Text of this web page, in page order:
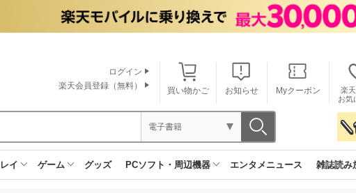
買い物かご お知らせ Myクーポン
楽
お気
ログイン
楽天会員登録（無料）
電子書籍
イ ゲーム グッズ PCソフト・周辺機器 エンタメニュース 雑誌読み